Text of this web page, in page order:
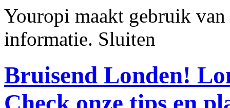
Youropi maakt gebruik
informatie. Sluiten
Bruisend Londen!